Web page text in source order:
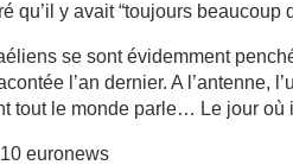
qu’il y avait “toujours beaucoup
se sont évidemment
l’an dernier. A l’antenne,
tout le monde parle… Le jour
euronews